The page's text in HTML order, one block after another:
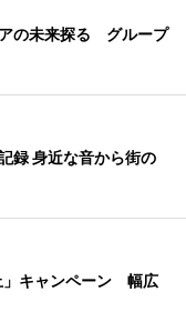
の未来探る グループ
録 身近な音から街の
」キャンペーン 幅広